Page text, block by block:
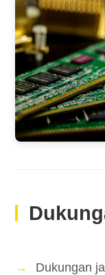
Dukungan